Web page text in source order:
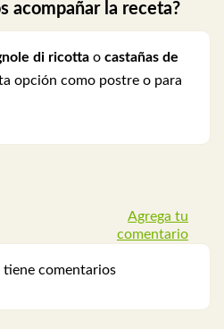
acompañar la receta?
di ricotta o castañas de
opción como postre o para
Agrega tu
comentario
tiene comentarios